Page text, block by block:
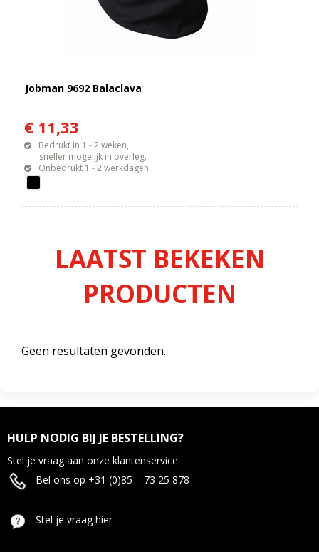
Jobman 9692 Balaclava
€ 11,33
Bedrukt in 1 - 2 weken,
sneller mogelijk in overleg.
Onbedrukt 1 - 2 werkdagen.
LAATST BEKEKEN
PRODUCTEN
Geen resultaten gevonden.
HULP NODIG BIJ JE BESTELLING?
Stel je vraag aan onze klantenservice:
Bel ons op +31 (0)85 – 73 25 878
Stel je vraag hier